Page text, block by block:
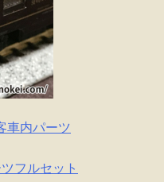
車内パーツ
フルセット